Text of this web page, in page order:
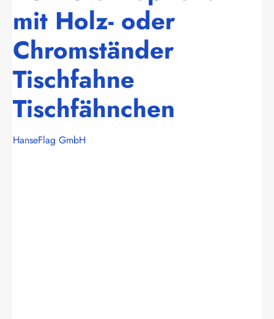
mit Holz- oder
Chromständer
Tischfahne
Tischfähnchen
HanseFlag GmbH